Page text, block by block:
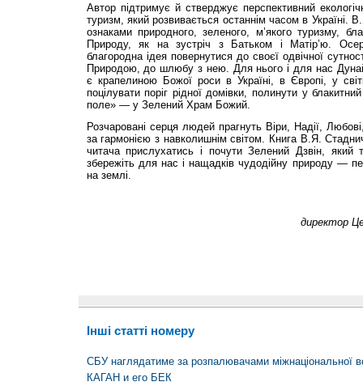
Автор підтримує й стверджує перспективний
туризм, який розвивається останнім часом в Україні.
ознаками природного, зеленого, м’якого туризму,
Природу, як на зустріч з Батьком і Матір’ю.
благородна ідея повернутися до своєї одвічної
Природою, до шлюбу з нею. Для нього і для нас
є крапелиною Божої роси в Україні, в Європі, у
поцілувати поріг рідної домівки, полинути у
поле» — у Зелений Храм Божий.
Розчаровані серця людей прагнуть Віри, Надії,
за гармонією з навколишнім світом. Книга В.Я.
читача прислухатись і почути Зелений Дзвін, який
збережіть для нас і нащадків чудодійну природу —
на землі.
директор
Інші статті номеру
СБУ наглядатиме за розпалювачами міжнаціональної
КАГАН и его БЕК